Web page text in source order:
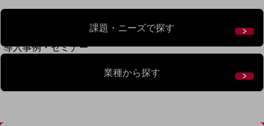
別ウィンドウで開きます
サービスをご利用中のお客さま
導入事例・セミナー
導入事例TOP
最新の導入事例や注目の導入事例をご紹介します
セミナー
課題・ニーズで探す
業種から探す